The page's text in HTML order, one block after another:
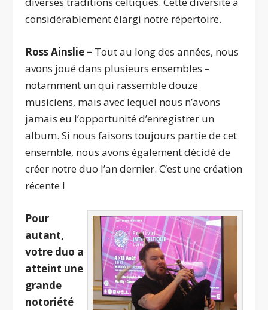
considérablement élargi notre répertoire.
Ross Ainslie – Tout au long des années, nous
avons joué dans plusieurs ensembles –
notamment un qui rassemble douze
musiciens, mais avec lequel nous n’avons
jamais eu l’opportunité d’enregistrer un
album. Si nous faisons toujours partie de cet
ensemble, nous avons également décidé de
créer notre duo l’an dernier. C’est une création
récente !
Pour
autant,
votre duo a
atteint une
grande
notoriété